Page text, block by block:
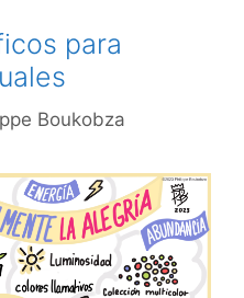
para
Boukobza